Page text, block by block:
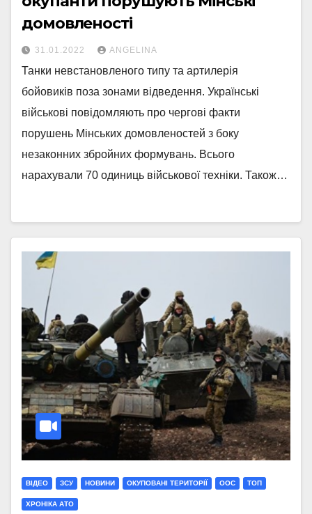
домовленості
31.01.2022 ANGELINA
Танки невстановленого типу та артилерія
бойовиків поза зонами відведення. Українські
військові повідомляють про чергові факти
порушень Мінських домовленостей з боку
незаконних збройних формувань. Всього
нарахували 70 одиниць військової техніки. Також…
ВІДЕО ЗСУ НОВИНИ ОКУПОВАНІ ТЕРИТОРІЇ ООС ТОП
ХРОНІКА АТО